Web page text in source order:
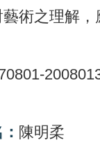
術之理解
陳明柔